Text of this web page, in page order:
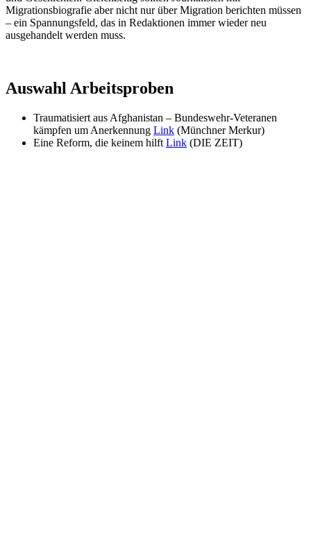
Migrationsbiografie aber nicht nur über Migration berichten müssen
– ein Spannungsfeld, das in Redaktionen immer wieder neu
ausgehandelt werden muss.
Auswahl Arbeitsproben
Traumatisiert aus Afghanistan – Bundeswehr-Veteranen
kämpfen um Anerkennung Link (Münchner Merkur)
Eine Reform, die keinem hilft Link (DIE ZEIT)